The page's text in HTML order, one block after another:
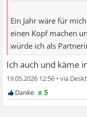
Ein Jahr wäre für
einen Kopf machen
würde ich als
Ich auch und käme
19.05.2026 12:56 •
x 5